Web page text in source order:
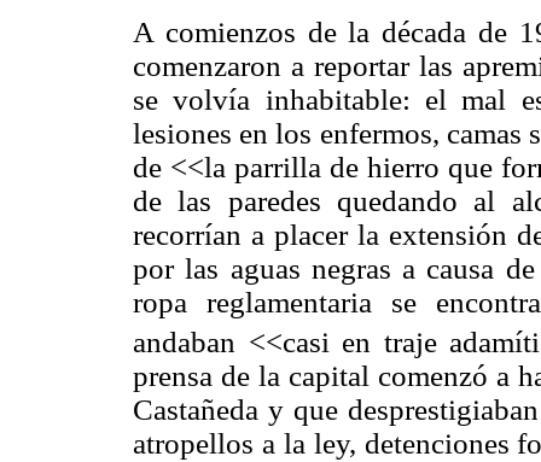
A comienzos de la década de
comenzaron a reportar las
se volvía inhabitable: el mal
lesiones en los enfermos,
de <<la parrilla de hierro que
de las paredes quedando al
recorrían a placer la extensión
por las aguas negras a causa
ropa reglamentaria se
andaban <<casi en traje
prensa de la capital comenzó a
Castañeda y que
atropellos a la ley, detenciones